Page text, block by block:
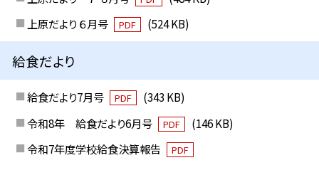
上原だより ６月号
PDF (524 KB)
給食だより
給食だより7月号 PDF
(343 KB)
令和8年 給食だより6月号
PDF
(146 KB)
令和7年度学校給食決算報告
PDF